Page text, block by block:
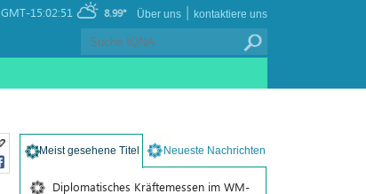
GMT-15:02:51 8.99° kontaktiere uns
|
Über uns
Meist gesehene Titel Neueste Nachrichten
Diplomatisches Kräftemessen im WM-